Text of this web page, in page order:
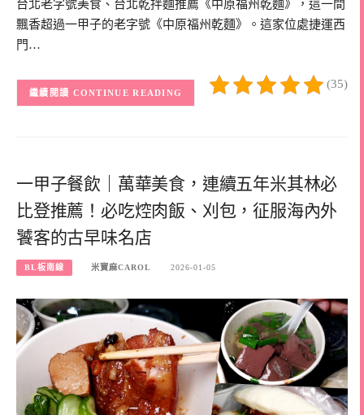
台北老字號美食、台北乾拌麵推薦《中原福州乾麵》，這一間
飄香超過一甲子的老字號《中原福州乾麵》。這家位處捷運西
門…
(35)
CONTINUE READING
一甲子餐飲｜萬華美食，連續五年米其林必
比登推薦！必吃焢肉飯、刈包，征服海內外
饕客的古早味名店
BL板南線 米寶麻CAROL 2026-01-05